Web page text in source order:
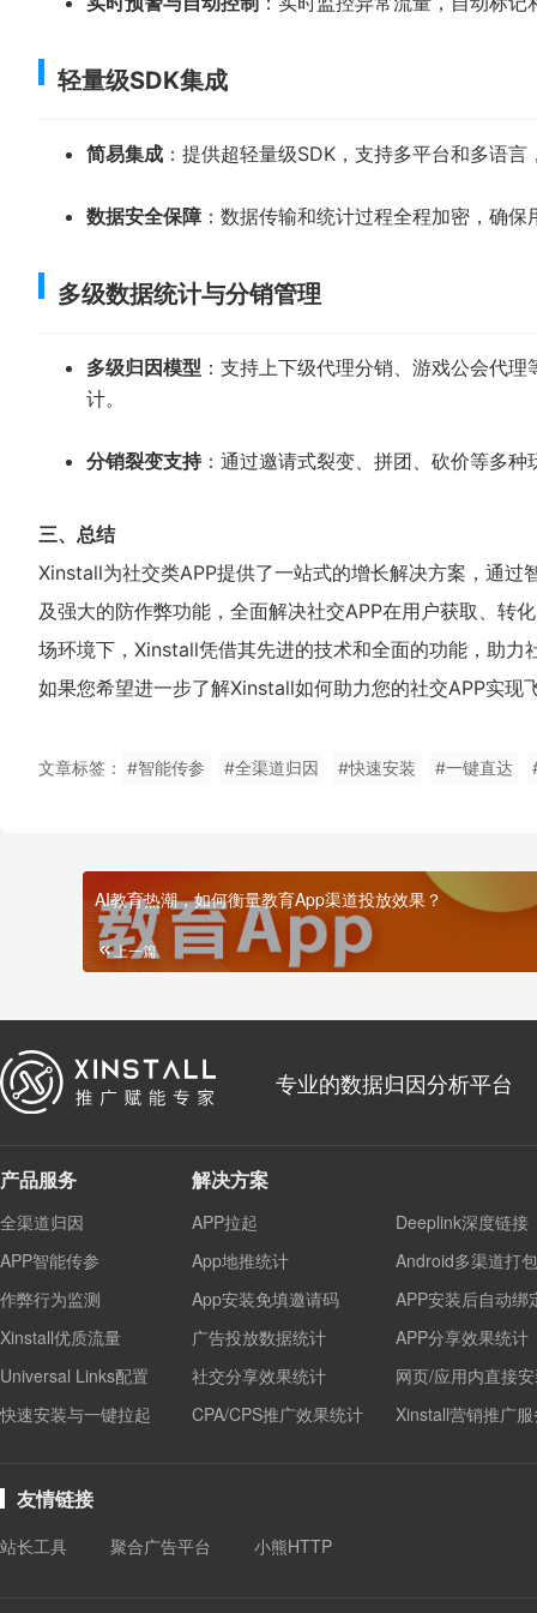
轻量级SDK集成
简易集成 ：提供超轻量级SDK，支持多平台和多语
数据安全保障 ：数据传输和统计过程全程加密，确
多级数据统计与分销管理
多级归因模型 ：支持上下级代理分销、游戏公会代
计。
分销裂变支持：通过邀请式裂变、拼团、砍价等多
三、总结
Xinstall为社交类APP提供了一站式的增长解决方案，通
及强大的防作弊功能，全面解决社交APP在用户获取、转
场环境下，Xinstall凭借其先进的技术和全面的功能，助
如果您希望进一步了解Xinstall如何助力您的社交APP实
文章标签： #智能传参 #全渠道归因 #快速安装 #一键直达
AI教育热潮，如何衡量教育App渠道投放效果？
上一篇
专业的数据归因分析平台
产品服务
全渠道归因
APP智能传参
作弊行为监测
Xinstall优质流量
Universal Links配置
快速安装与一键拉起
解决方案
APP拉起
Deeplink深度链接
App地推统计
Android多渠道打包
App安装免填邀请码
APP安装后自动绑
广告投放数据统计
APP分享效果统计
社交分享效果统计
网页/应用内直接
CPA/CPS推广效果统计
Xinstall营销推广
友情链接
站长工具 聚合广告平台 小熊HTTP